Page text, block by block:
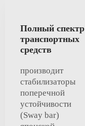
Полный спектр
транспортных
средств
производит
стабилизаторы
поперечной
устойчивости
(Sway bar)